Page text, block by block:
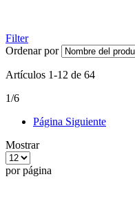
Filter
Ordenar por
Artículos 1-12 de 64
1/6
Página Siguiente
Mostrar
por página